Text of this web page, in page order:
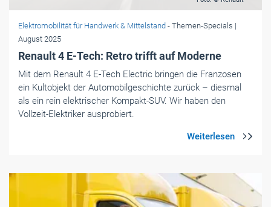
Elektromobilität für Handwerk & Mittelstand - Themen-Specials |
August 2025
Renault 4 E-Tech: Retro trifft auf Moderne
Mit dem Renault 4 E-Tech Electric bringen die Franzosen
ein Kultobjekt der Automobilgeschichte zurück – diesmal
als ein rein elektrischer Kompakt-SUV. Wir haben den
Vollzeit-Elektriker ausprobiert.